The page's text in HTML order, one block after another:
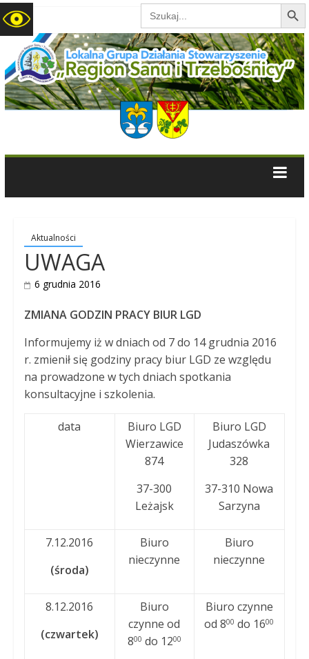
Search
for:
LGD
Aktualności
UWAGA
6 grudnia 2016
ZMIANA GODZIN PRACY BIUR LGD
Informujemy iż w dniach od 7 do 14 grudnia 2016
r. zmienił się godziny pracy biur LGD ze względu
na prowadzone w tych dniach spotkania
konsultacyjne i szkolenia.
data
Biuro LGD
Wierzawice
874
37-300
Leżajsk
Biuro LGD
Judaszówka
328
37-310 Nowa
Sarzyna
7.12.2016
(środa)
Biuro
nieczynne
Biuro
nieczynne
8.12.2016
(czwartek)
Biuro
czynne od
800 do 1200
Biuro czynne
od 800 do 1600